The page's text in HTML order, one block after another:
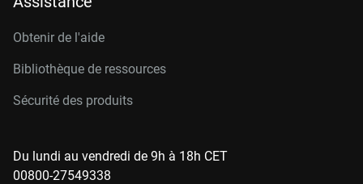
Obtenir de l'aide
Bibliothèque de ressources
Sécurité des produits
Du lundi au vendredi de 9h à 18h CET
00800-27549338